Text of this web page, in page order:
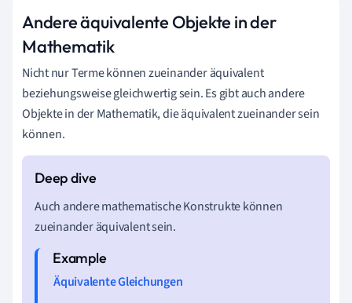
Andere äquivalente Objekte in der
Mathematik
Nicht nur Terme können zueinander äquivalent
beziehungsweise gleichwertig sein. Es gibt auch andere
Objekte in der Mathematik, die äquivalent zueinander sein
können.
Auch andere mathematische Konstrukte können
zueinander äquivalent sein.
Äquivalente Gleichungen